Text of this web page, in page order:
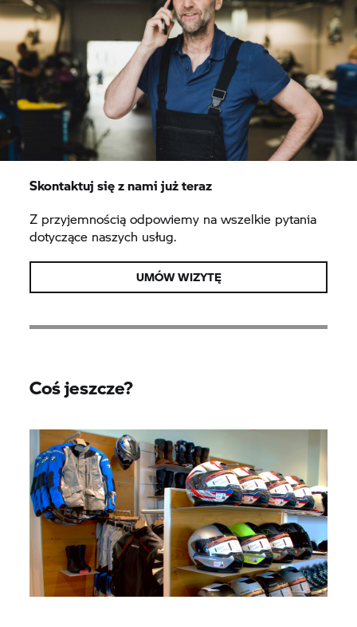
Skontaktuj się z nami już teraz
Z przyjemnością odpowiemy na wszelkie pytania
dotyczące naszych usług.
UMÓW WIZYTĘ
Coś jeszcze?